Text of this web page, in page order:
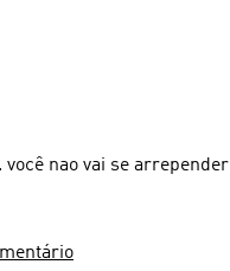
perfeito, recomendo muita essa compra. você nao vai se arrepender